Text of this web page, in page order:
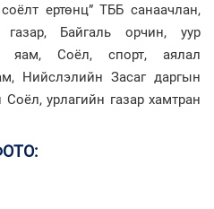
ертөнц” ТББ санаачлан,
газар, Байгаль орчин, уур
яам, Соёл, спорт, аялал
Нийслэлийн Засаг даргын
урлагийн газар хамтран